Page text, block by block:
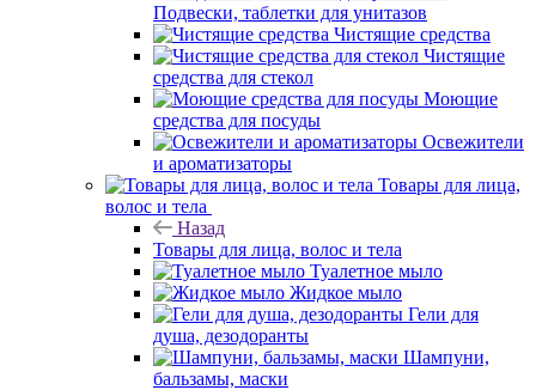
Подвески, таблетки для унитазов
Чистящие средства
Чистящие
средства для стекол
Моющие
средства для посуды
Освежители
и ароматизаторы
Товары для лица,
волос и тела
Назад
Товары для лица, волос и тела
Туалетное мыло
Жидкое мыло
Гели для
душа, дезодоранты
Шампуни,
бальзамы, маски